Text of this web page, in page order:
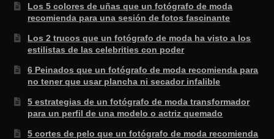
Los 5 colores de uñas que un fotógrafo de moda
recomienda para una sesión de fotos fascinante
Los 2 trucos que un fotógrafo de moda ha visto a los
estilistas de las celebrities con poder
6 Peinados que un fotógrafo de moda recomienda para
no tener que usar plancha ni secador infalible
5 estrategias de un fotógrafo de moda transformador
para un perfil de una modelo o actriz quemado
5 cortes de pelo que un fotógrafo de moda recomienda